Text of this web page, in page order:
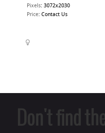
Pixels: 3072x2030
Price: Contact Us
Don't find